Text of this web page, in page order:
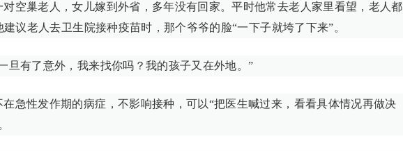
对空巢老人，女儿嫁到外省，多年没有回家。平时他常去老人家里看望，老人都
议老人去卫生院接种疫苗时，那个爷爷的脸“一下子就垮了下来”。
旦有了意外，我来找你吗？我的孩子又在外地。”
急性发作期的病症，不影响接种，可以“把医生喊过来，看看具体情况再做决